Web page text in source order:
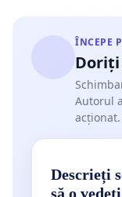
ÎNCEPE
Doriți
Autorul
Descrieți
să o vedeți